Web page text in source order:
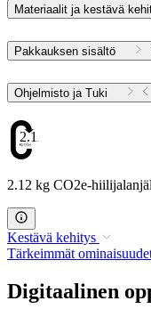
Materiaalit ja kestävä
Pakkauksen sisältö
Ohjelmisto ja Tuki
2.12
2.12 kg CO2e-
Kestävä kehitys
Tärkeimmät
Digitaalinen